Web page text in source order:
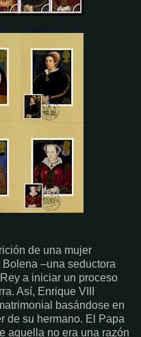
de una mujer
–una seductora
a iniciar un proceso
Así, Enrique VIII
basándose en
de su hermano. El Papa
aquella no era una razón